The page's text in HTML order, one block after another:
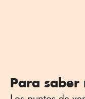
Para saber